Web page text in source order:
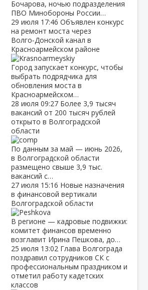
Бочарова, ночью подразделения
ПВО Минобороны России…
29 июля 17:46 Объявлен конкурс
на ремонт моста через
Волго‑Донской канал в
Красноармейском районе
Город запускает конкурс, чтобы
выбрать подрядчика для
обновления моста в
Красноармейском…
28 июля 09:27 Более 3,9 тысяч
вакансий от 200 тысяч рублей
открыто в Волгоградской
области
По данным за май — июнь 2026,
в Волгоградской области
размещено свыше 3,9 тыс.
вакансий с…
27 июля 15:16 Новые назначения
в финансовой вертикали
Волгоградской области
В регионе — кадровые подвижки:
комитет финансов временно
возглавит Ирина Пешкова, до…
25 июля 13:02 Глава Волгограда
поздравил сотрудников СК с
профессиональным праздником и
отметил работу кадетских
классов